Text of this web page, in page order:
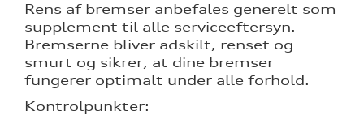
Rens af bremser anbefales generelt som
supplement til alle serviceeftersyn.
Bremserne bliver adskilt, renset og
smurt og sikrer, at dine bremser
fungerer optimalt under alle forhold.
Kontrolpunkter: